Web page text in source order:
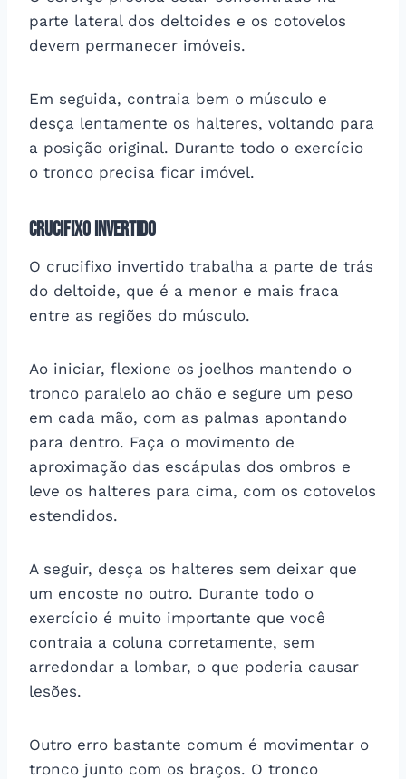
parte lateral dos deltoides e os cotovelos
devem permanecer imóveis.
Em seguida, contraia bem o músculo e
desça lentamente os halteres, voltando para
a posição original. Durante todo o exercício
o tronco precisa ficar imóvel.
Crucifixo invertido
O crucifixo invertido trabalha a parte de trás
do deltoide, que é a menor e mais fraca
entre as regiões do músculo.
Ao iniciar, flexione os joelhos mantendo o
tronco paralelo ao chão e segure um peso
em cada mão, com as palmas apontando
para dentro. Faça o movimento de
aproximação das escápulas dos ombros e
leve os halteres para cima, com os cotovelos
estendidos.
A seguir, desça os halteres sem deixar que
um encoste no outro. Durante todo o
exercício é muito importante que você
contraia a coluna corretamente, sem
arredondar a lombar, o que poderia causar
lesões.
Outro erro bastante comum é movimentar o
tronco junto com os braços. O tronco